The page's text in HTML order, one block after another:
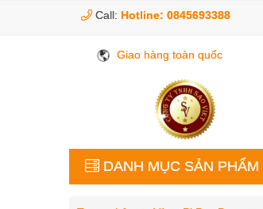
Call: Hotline: 0845693388
Giao hàng toàn quốc
DANH MỤC SẢN PHẨM